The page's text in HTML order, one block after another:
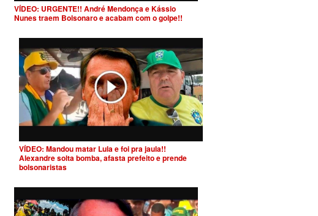
VÍDEO: URGENTE!! André Mendonça e Kássio
Nunes traem Bolsonaro e acabam com o golpe!!
VÍDEO: Mandou matar Lula e foi pra jaula!!
Alexandre solta bomba, afasta prefeito e prende
bolsonaristas